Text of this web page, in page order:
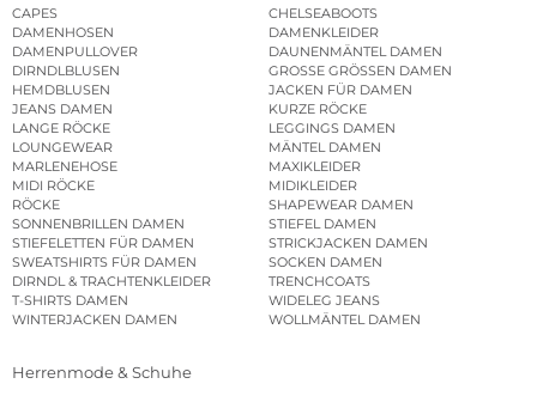
CAPES
CHELSEABOOTS
DAMENHOSEN
DAMENKLEIDER
DAMENPULLOVER
DAUNENMÄNTEL DAMEN
DIRNDLBLUSEN
GROSSE GRÖSSEN DAMEN
HEMDBLUSEN
JACKEN FÜR DAMEN
JEANS DAMEN
KURZE RÖCKE
LANGE RÖCKE
LEGGINGS DAMEN
LOUNGEWEAR
MÄNTEL DAMEN
MARLENEHOSE
MAXIKLEIDER
MIDI RÖCKE
MIDIKLEIDER
RÖCKE
SHAPEWEAR DAMEN
SONNENBRILLEN DAMEN
STIEFEL DAMEN
STIEFELETTEN FÜR DAMEN
STRICKJACKEN DAMEN
SWEATSHIRTS FÜR DAMEN
SOCKEN DAMEN
DIRNDL & TRACHTENKLEIDER
TRENCHCOATS
T-SHIRTS DAMEN
WIDELEG JEANS
WINTERJACKEN DAMEN
WOLLMÄNTEL DAMEN
Herrenmode & Schuhe